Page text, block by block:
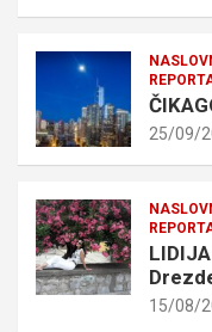
25/09/
15/08/